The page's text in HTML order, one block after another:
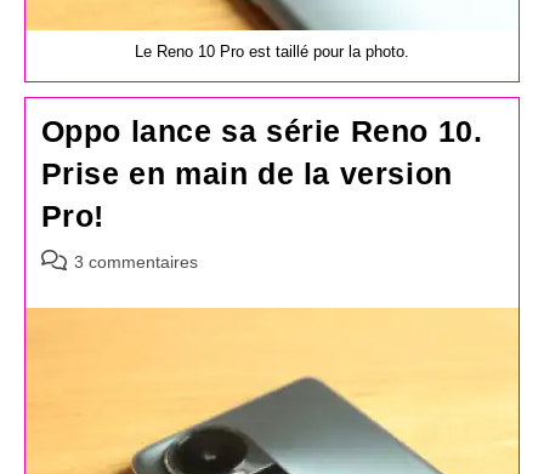
Le Reno 10 Pro est taillé pour la photo.
Oppo lance sa série Reno 10.
Prise en main de la version
Pro!
Commentaires
la
3 commentaires